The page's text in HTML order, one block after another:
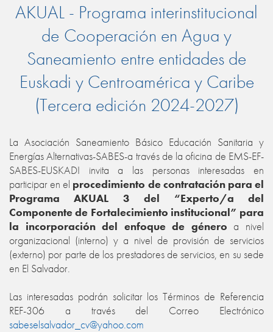
AKUAL - Programa interinstitucional
de Cooperación en Agua y
Saneamiento entre entidades de
Euskadi y Centroamérica y Caribe
(Tercera edición 2024-2027)
La Asociación Saneamiento Básico Educación Sanitaria y
Energías Alternativas-SABES-a través de la oficina de EMS-EF-
SABES-EUSKADI invita a las personas interesadas en
participar en el procedimiento de contratación para el
Programa AKUAL 3 del “Experto/a del
Componente de Fortalecimiento institucional” para
la incorporación del enfoque de géneroa nivel
organizacional (interno) y a nivel de provisión de servicios
(externo) por parte de los prestadores de servicios, en su sede
en El Salvador.
Las interesadas podrán solicitar los Términos de Referencia
REF-306 a través del Correo Electrónico
sabeselsalvador_cv@yahoo.com